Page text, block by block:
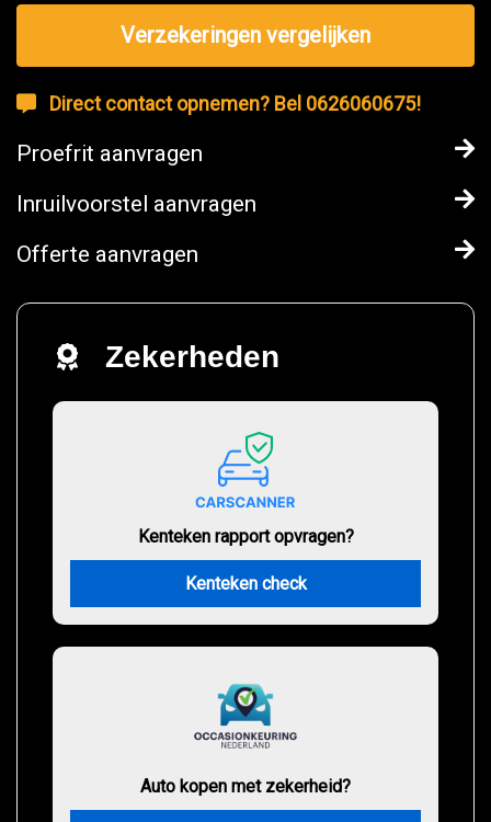
Verzekeringen vergelijken
Direct contact opnemen? Bel 0626060675!
Proefrit aanvragen
Inruilvoorstel aanvragen
Offerte aanvragen
Zekerheden
Kenteken rapport opvragen?
Kenteken check
Auto kopen met zekerheid?